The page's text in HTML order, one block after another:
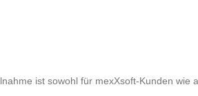
ist sowohl für mexXsoft-Kunden wie